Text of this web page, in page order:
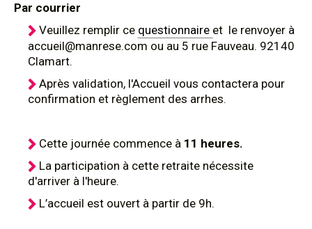
Par courrier
Veuillez remplir ce questionnaire et le renvoyer à
accueil@manrese.com ou au 5 rue Fauveau. 92140
Clamart.
Après validation, l'Accueil vous contactera pour
confirmation et règlement des arrhes.
Cette journée commence à 11 heures.
La participation à cette retraite nécessite
d'arriver à l'heure.
L’accueil est ouvert à partir de 9h.